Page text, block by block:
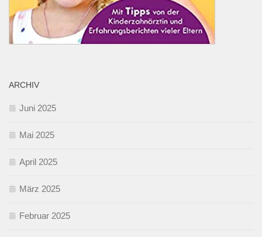
ARCHIV
Juni 2025
Mai 2025
April 2025
März 2025
Februar 2025